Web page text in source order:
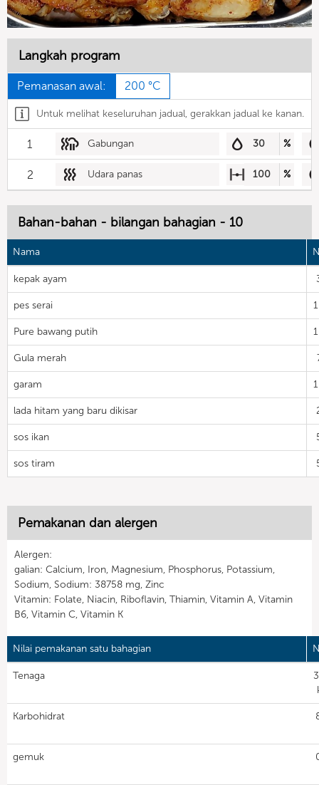
Langkah program
Pemanasan awal: 200 °C
Untuk melihat keseluruhan jadual, gerakkan jadual ke kanan.
1 Gabungan 30 %
2 Udara panas 100 %
Bahan-bahan - bilangan bahagian - 10
Nama
kepak ayam
pes serai
Pure bawang putih
Gula merah
garam
lada hitam yang baru dikisar
sos ikan
sos tiram
Pemakanan dan alergen
Alergen:
galian: Calcium, Iron, Magnesium, Phosphorus, Potassium,
Sodium, Sodium: 38758 mg, Zinc
Vitamin: Folate, Niacin, Riboflavin, Thiamin, Vitamin A, Vitamin
B6, Vitamin C, Vitamin K
Nilai pemakanan satu bahagian
Tenaga
Karbohidrat
gemuk